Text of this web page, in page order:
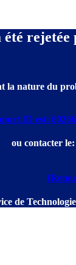
rejetée
la nature du
ID est:
ou contacter le:
de